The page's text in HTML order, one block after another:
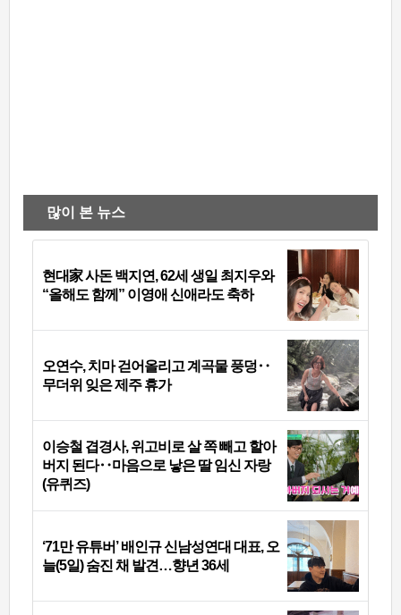
많이 본 뉴스
현대家 사돈 백지연, 62세 생일 최지우와
“올해도 함께” 이영애 신애라도 축하
오연수, 치마 걷어올리고 계곡물 풍덩‥
무더위 잊은 제주 휴가
이승철 겹경사, 위고비로 살 쪽 빼고 할아
버지 된다‥마음으로 낳은 딸 임신 자랑
(유퀴즈)
‘71만 유튜버’ 배인규 신남성연대 대표, 오
늘(5일) 숨진 채 발견…향년 36세